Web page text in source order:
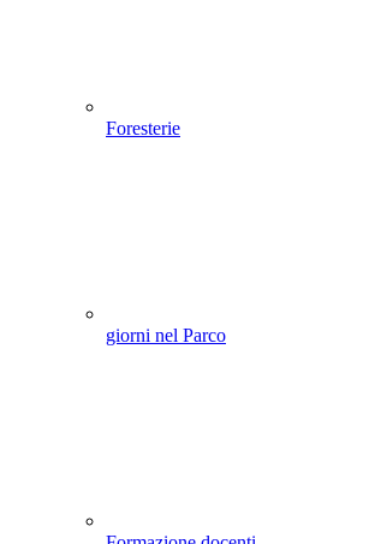
Foresterie
giorni nel Parco